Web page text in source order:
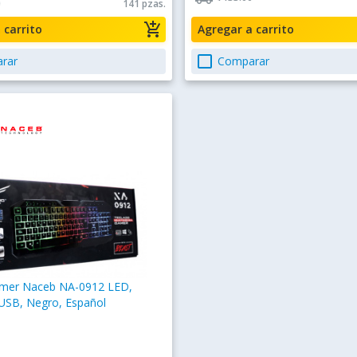
141 pzas.
add_shopping_cart
carrito Agregar a carrito
check_box_outline_blank Comparar
Naceb NA-0912 LED,
Negro, Español